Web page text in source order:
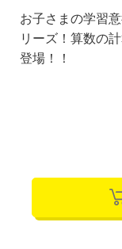
お子さまの学習
リーズ！算数の
登場！！